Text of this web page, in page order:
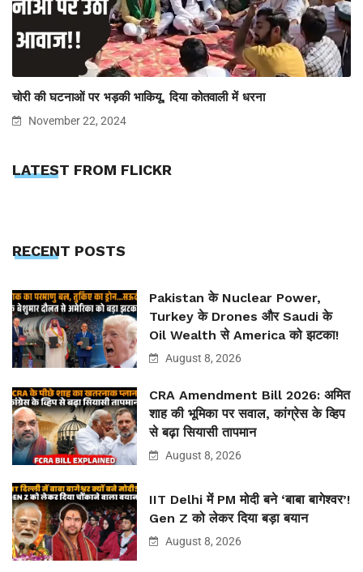
चोरी की घटनाओं पर भड़की भाकियू, दिया कोतवाली में धरना
November 22, 2024
LATEST FROM FLICKR
RECENT POSTS
Pakistan के Nuclear Power,
Turkey के Drones और Saudi के
Oil Wealth से America को झटका!
August 8, 2026
CRA Amendment Bill 2026: अमित
शाह की भूमिका पर सवाल, कांग्रेस के व्हिप
से बढ़ा सियासी तापमान
August 8, 2026
IIT Delhi में PM मोदी बने ‘बाबा बागेश्वर’!
Gen Z को लेकर दिया बड़ा बयान
August 8, 2026